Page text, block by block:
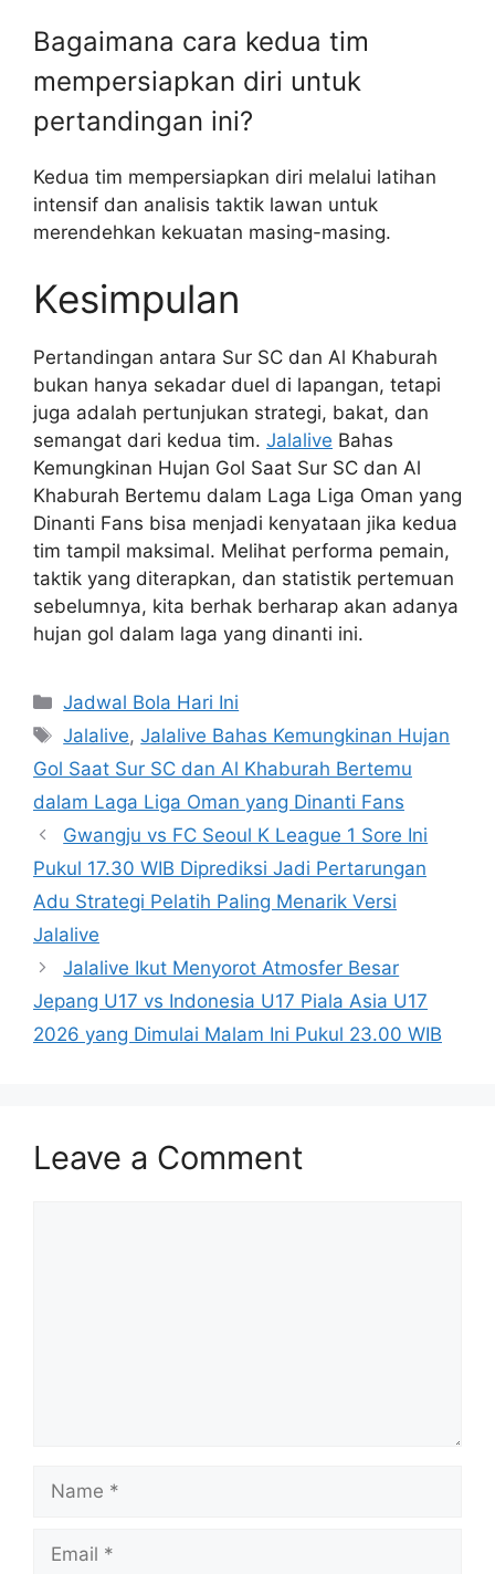
Bagaimana cara kedua tim
mempersiapkan diri untuk
pertandingan ini?
Kedua tim mempersiapkan diri melalui latihan
intensif dan analisis taktik lawan untuk
merendehkan kekuatan masing-masing.
Kesimpulan
Pertandingan antara Sur SC dan Al Khaburah
bukan hanya sekadar duel di lapangan, tetapi
juga adalah pertunjukan strategi, bakat, dan
semangat dari kedua tim. Jalalive Bahas
Kemungkinan Hujan Gol Saat Sur SC dan Al
Khaburah Bertemu dalam Laga Liga Oman yang
Dinanti Fans bisa menjadi kenyataan jika kedua
tim tampil maksimal. Melihat performa pemain,
taktik yang diterapkan, dan statistik pertemuan
sebelumnya, kita berhak berharap akan adanya
hujan gol dalam laga yang dinanti ini.
Categories
Jadwal Bola Hari Ini
Tags
Jalalive,Jalalive Bahas Kemungkinan Hujan
Gol Saat Sur SC dan Al Khaburah Bertemu
dalam Laga Liga Oman yang Dinanti Fans
Gwangju vs FC Seoul K League 1 Sore Ini
Pukul 17.30 WIB Diprediksi Jadi Pertarungan
Adu Strategi Pelatih Paling Menarik Versi
Jalalive
Jalalive Ikut Menyorot Atmosfer Besar
Jepang U17 vs Indonesia U17 Piala Asia U17
2026 yang Dimulai Malam Ini Pukul 23.00 WIB
Leave a Comment